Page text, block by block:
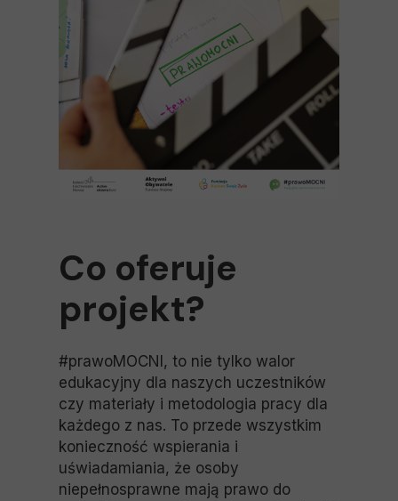
Co oferuje
projekt?
#prawoMOCNI, to nie tylko walor
edukacyjny dla naszych uczestników
czy materiały i metodologia pracy dla
każdego z nas. To przede wszystkim
konieczność wspierania i
uświadamiania, że osoby
niepełnosprawne mają prawo do